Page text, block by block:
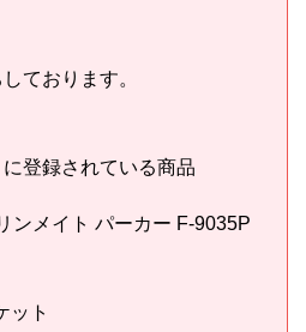
ております。
登録されている商品
ンメイト パーカー F-9035P
ット